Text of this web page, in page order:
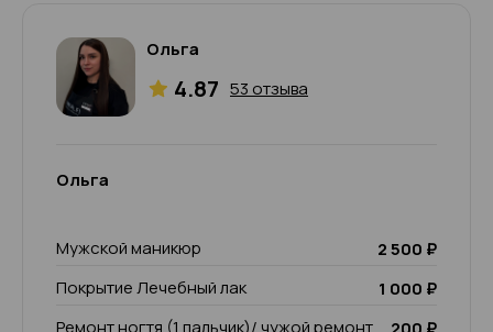
Ольга
4.87 53 отзыва
Ольга
Мужской маникюр
2 500 ₽
Покрытие Лечебный лак
1 000 ₽
Ремонт ногтя (1 пальчик)/ чужой ремонт